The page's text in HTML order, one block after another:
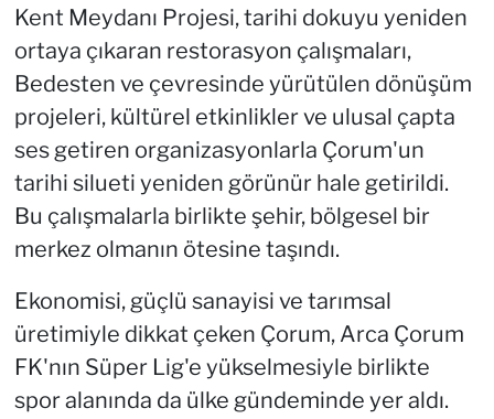
Kent Meydanı Projesi, tarihi dokuyu yeniden
ortaya çıkaran restorasyon çalışmaları,
Bedesten ve çevresinde yürütülen dönüşüm
projeleri, kültürel etkinlikler ve ulusal çapta
ses getiren organizasyonlarla Çorum'un
tarihi silueti yeniden görünür hale getirildi.
Bu çalışmalarla birlikte şehir, bölgesel bir
merkez olmanın ötesine taşındı.
Ekonomisi, güçlü sanayisi ve tarımsal
üretimiyle dikkat çeken Çorum, Arca Çorum
FK'nın Süper Lig'e yükselmesiyle birlikte
spor alanında da ülke gündeminde yer aldı.